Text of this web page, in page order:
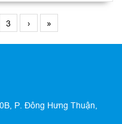
3 › »
P. Đông Hưng Thuận,